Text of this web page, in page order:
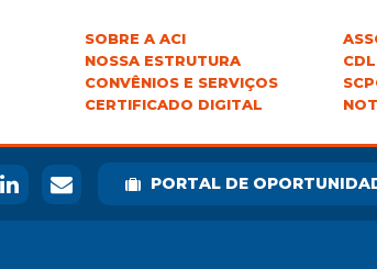
SOBRE A ACI
NOSSA ESTRUTURA
CONVÊNIOS E SERVIÇOS
CERTIFICADO DIGITAL
CDL
PORTAL DE